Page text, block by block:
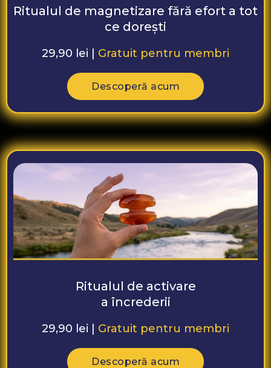
Ritualul de magnetizare fără efort a tot
ce dorești
29,90 lei | Gratuit pentru membri
Descoperă acum
Ritualul de activare
a încrederii
29,90 lei | Gratuit pentru membri
Descoperă acum